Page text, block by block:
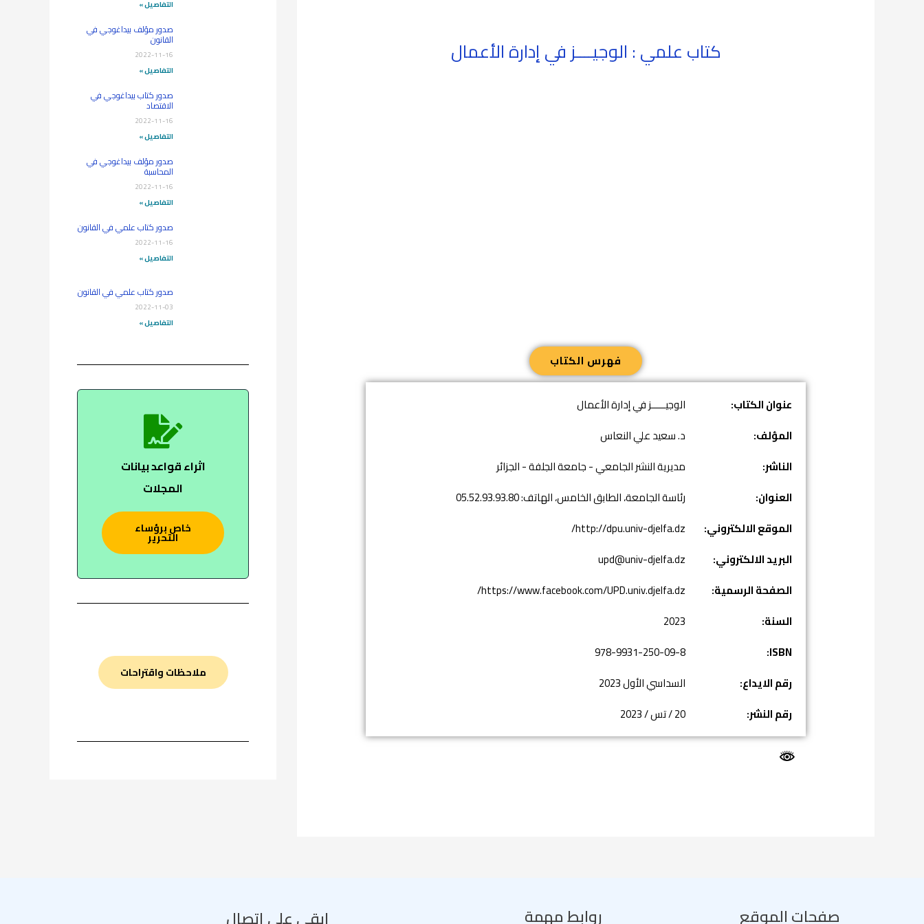
كتاب علمي : الوجيــــز في إدارة الأعمال
فهرس الكتاب
عنوان الكتاب:
الوجيـــــز في إدارة الأعمال
المؤلف:
د. سعيد علي النعاس
الناشر:
مديرية النشر الجامعي - جامعة الجلفة - الجزائر
العنوان:
رئاسة الجامعة، الطابق الخامس، الهاتف: 05.52.93.93.80
الموقع الالكتروني:
http://dpu.univ-djelfa.dz/
البريد الالكتروني:
upd@univ-djelfa.dz
الصفحة الرسمية:
https://www.facebook.com/UPD.univ.djelfa.dz/
السنة:
2023
ISBN:
978-9931-250-09-8
رقم الايداع:
السداسي الأول 2023
رقم النشر:
20 / تس / 2023
التفاصيل »
صدور مؤلف بيداغوجي في
القانون
2022-11-16
التفاصيل »
صدور كتاب بيداغوجي في
الاقتصاد
2022-11-16
التفاصيل »
صدور مؤلف بيداغوجي في
المحاسبة
2022-11-16
التفاصيل »
صدور كتاب علمي في القانون
2022-11-16
التفاصيل »
صدور كتاب علمي في القانون
2022-11-03
التفاصيل »
اثراء قواعد بيانات
المجلات
خاص برؤساء
التحرير
ملاحظات واقتراحات
صفحات الموقع روابط مهمة